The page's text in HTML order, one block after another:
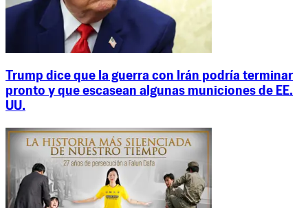
Trump dice que la guerra con Irán podría terminar
pronto y que escasean algunas municiones de EE.
UU.